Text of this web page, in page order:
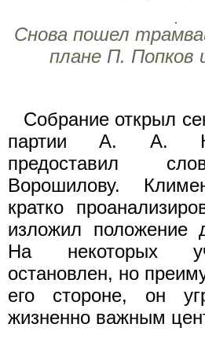
Снова пошел
плане П. Попков
Собрание открыл
партии А. А.
предоставил
Ворошилову.
кратко
изложил положение
На некоторых
остановлен, но
его стороне, он
жизненно важным